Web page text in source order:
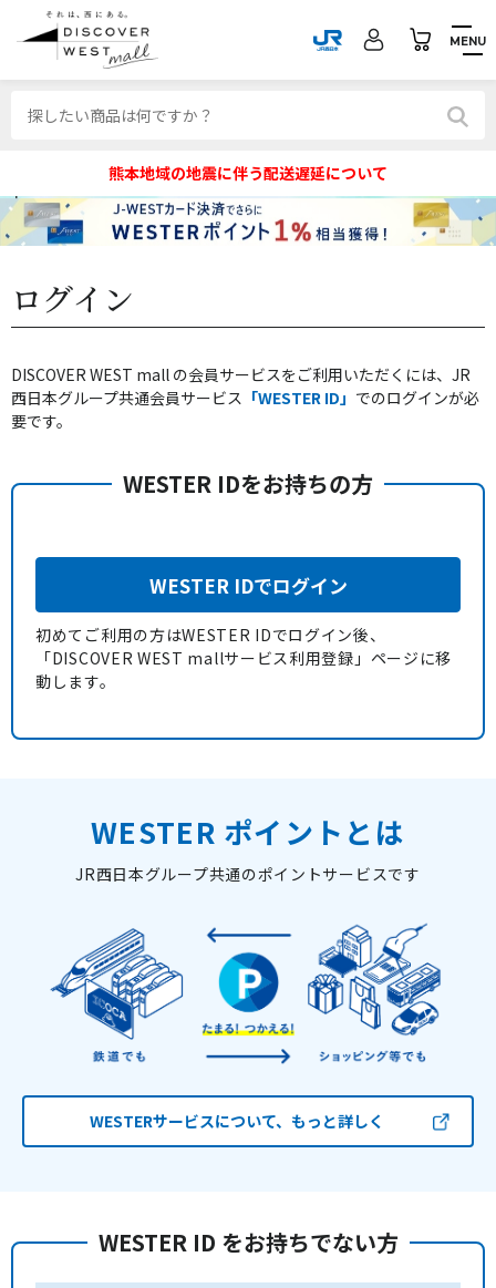
MENU
熊本地域の地震に伴う配送遅延について
ログイン
DISCOVER WEST mall の会員サービスをご利用いただくには、JR
西日本グループ共通会員サービス 「WESTER ID」 でのログインが必
要です。
WESTER IDをお持ちの方
WESTER IDでログイン
初めてご利用の方はWESTER IDでログイン後、
「DISCOVER WEST mallサービス利用登録」ページに移
動します。
WESTER ポイントとは
JR西日本グループ共通のポイントサービスです
WESTERサービスについて、もっと詳しく
WESTER ID をお持ちでない方